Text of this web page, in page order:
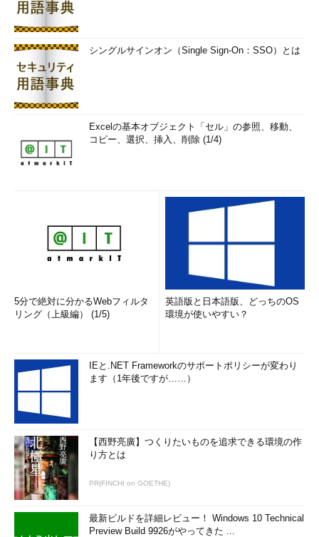
秘密鍵： ［秘密鍵の保存］ボタンをクリックして
公開鍵はSSH2サーバの実装によって形式が異なるため、この
ように2つ保存しておき、あとでサーバに合わせてどちらかを選
んで配置する必要がある。また秘密鍵は漏れないように、自分し
後にサーバへ転送する。（3）は秘密鍵で、クライ
アントに保存したまま利用する。
（1）この中の文字列を全て選択してコピーし、
uthorized_keys.txt」といったファイル名で保存す
用する。
（2）これをクリックして「id_rsa.pub」とい
ったファイル名で保存する。これは製品版SSHあ
るいは商用SSHと呼ばれるSSH2サーバで使用す
る。
ったファイル名で秘密鍵を保存する。これは漏ら
さないように、自分しかアクセスできないように
シングルサインオン（Single Sign-On：SSO）とは
Excelの基本オブジェクト「セル」の参照、移動、
コピー、選択、挿入、削除 (1/4)
5分で絶対に分かるWebフィルタ
リング（上級編） (1/5)
英語版と日本語版、どっちのOS
環境が使いやすい？
IEと.NET Frameworkのサポートポリシーが変わり
ます（1年後ですが……）
【西野亮廣】つくりたいものを追求できる環境の作
り方とは
PR(FINCHI on GOETHE)
最新ビルドを詳細レビュー！ Windows 10 Technical
Preview Build 9926がやってきた ...